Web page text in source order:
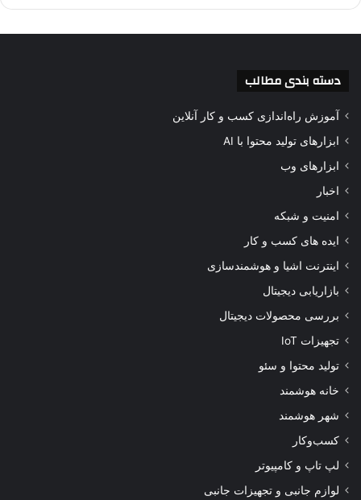
دسته بندی مطالب
آموزش راه‌اندازی کسب و کار آنلاین
ابزارهای تولید محتوا با AI
ابزارهای وب
اخبار
امنیت و شبکه
ایده های کسب و کار
اینترنت اشیا و هوشمندسازی
بازاریابی دیجیتال
بررسی محصولات دیجیتال
تجهیزات IoT
تولید محتوا و سئو
خانه هوشمند
شهر هوشمند
کسب‌وکار
لپ تاپ و کامپیوتر
لوازم جانبی و تجهیزات جانبی